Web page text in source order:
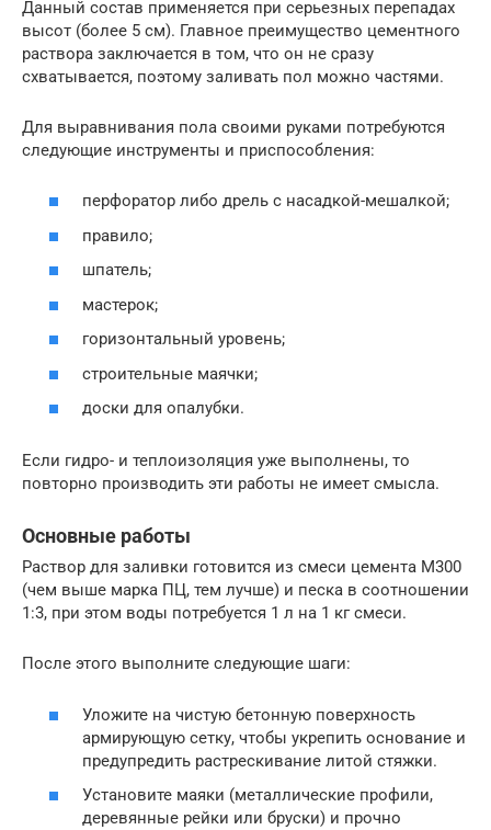
Данный состав применяется при серьезных перепадах
высот (более 5 см). Главное преимущество цементного
раствора заключается в том, что он не сразу
схватывается, поэтому заливать пол можно частями.
Для выравнивания пола своими руками потребуются
следующие инструменты и приспособления:
перфоратор либо дрель с насадкой-мешалкой;
правило;
шпатель;
мастерок;
горизонтальный уровень;
строительные маячки;
доски для опалубки.
Если гидро- и теплоизоляция уже выполнены, то
повторно производить эти работы не имеет смысла.
Основные работы
Раствор для заливки готовится из смеси цемента М300
(чем выше марка ПЦ, тем лучше) и песка в соотношении
1:3, при этом воды потребуется 1 л на 1 кг смеси.
После этого выполните следующие шаги:
Уложите на чистую бетонную поверхность
армирующую сетку, чтобы укрепить основание и
предупредить растрескивание литой стяжки.
Установите маяки (металлические профили,
деревянные рейки или бруски) и прочно